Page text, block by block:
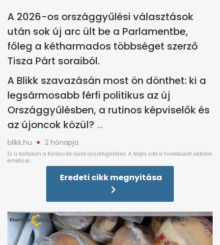
A 2026-os országgyűlési választások
után sok új arc ült be a Parlamentbe,
főleg a kétharmados többséget szerző
Tisza Párt soraiból.
A Blikk szavazásán most ön dönthet: ki a
legsármosabb férfi politikus az új
Országgyűlésben, a rutinos képviselők és
az újoncok közül?
blikk.hu 2 hónapja
Eredeti cikk megnyitása